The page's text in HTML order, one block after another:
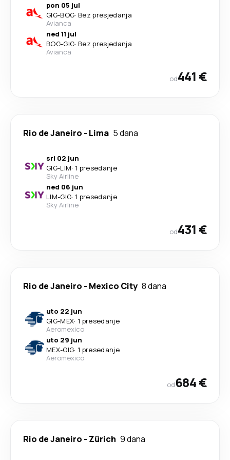
pon 05 jul
GIG-BOG· Bez presjedanja
Avianca
ned 11 jul
BOG-GIG· Bez presjedanja
Avianca
od441 €
Rio de Janeiro - Lima 5 dana
sri 02 jun
GIG-LIM· 1 presedanje
Sky Airline
ned 06 jun
LIM-GIG· 1 presedanje
Sky Airline
od431 €
Rio de Janeiro - Mexico City 8 dana
uto 22 jun
GIG-MEX· 1 presedanje
Aeromexico
uto 29 jun
MEX-GIG· 1 presedanje
Aeromexico
od684 €
Rio de Janeiro - Zürich 9 dana